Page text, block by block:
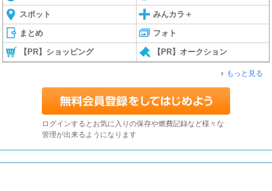
スポット みんカラ＋
まとめ フォト
【PR】ショッピング 【PR】オークション
もっと見る
ログインするとお気に入りの保存や燃費記録など様々な
管理が出来るようになります